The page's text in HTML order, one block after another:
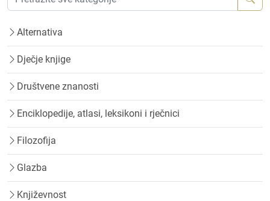
Alternativa
Dječje knjige
Društvene znanosti
Enciklopedije, atlasi, leksikoni i rječnici
Filozofija
Glazba
Književnost